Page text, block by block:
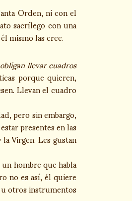
Orden, ni con el
sacrílego con una
mismo las cree.
llevar cuadros
porque quieren,
Llevan el cuadro
pero sin embargo,
presentes en las
Virgen. Les gustan
hombre que habla
no es así, él quiere
otros instrumentos